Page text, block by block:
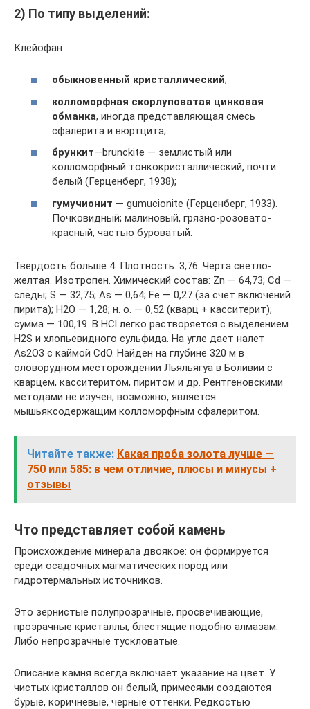
2) По типу выделений:
Клейофан
обыкновенный кристаллический;
колломорфная скорлуповатая цинковая
обманка, иногда представляющая смесь
сфалерита и вюртцита;
брункит—brunckite — землистый или
колломорфный тонкокристаллический, почти
белый (Герценберг, 1938);
гумучионит — gumucionite (Герценберг, 1933).
Почковидный; малиновый, грязно-розовато-
красный, частью буроватый.
Твердость больше 4. Плотность. 3,76. Черта светло-
желтая. Изотропен. Химический состав: Zn — 64,73; Cd —
следы; S — 32,75; As — 0,64; Fe — 0,27 (за счет включений
пирита); H2O — 1,28; н. о. — 0,52 (кварц + касситерит);
сумма — 100,19. В НСl легко растворяется с выделением
H2S и хлопьевидного сульфида. На угле дает налет
As2O3 с каймой CdO. Найден на глубине 320 м в
оловорудном месторождении Льяльягуа в Боливии с
кварцем, касситеритом, пиритом и др. Рентгеновскими
методами не изучен; возможно, является
мышьяксодержащим колломорфным сфалеритом.
Читайте также: Какая проба золота лучше —
750 или 585: в чем отличие, плюсы и минусы +
отзывы
Что представляет собой камень
Происхождение минерала двоякое: он формируется
среди осадочных магматических пород или
гидротермальных источников.
Это зернистые полупрозрачные, просвечивающие,
прозрачные кристаллы, блестящие подобно алмазам.
Либо непрозрачные тускловатые.
Описание камня всегда включает указание на цвет. У
чистых кристаллов он белый, примесями создаются
бурые, коричневые, черные оттенки. Редкостью